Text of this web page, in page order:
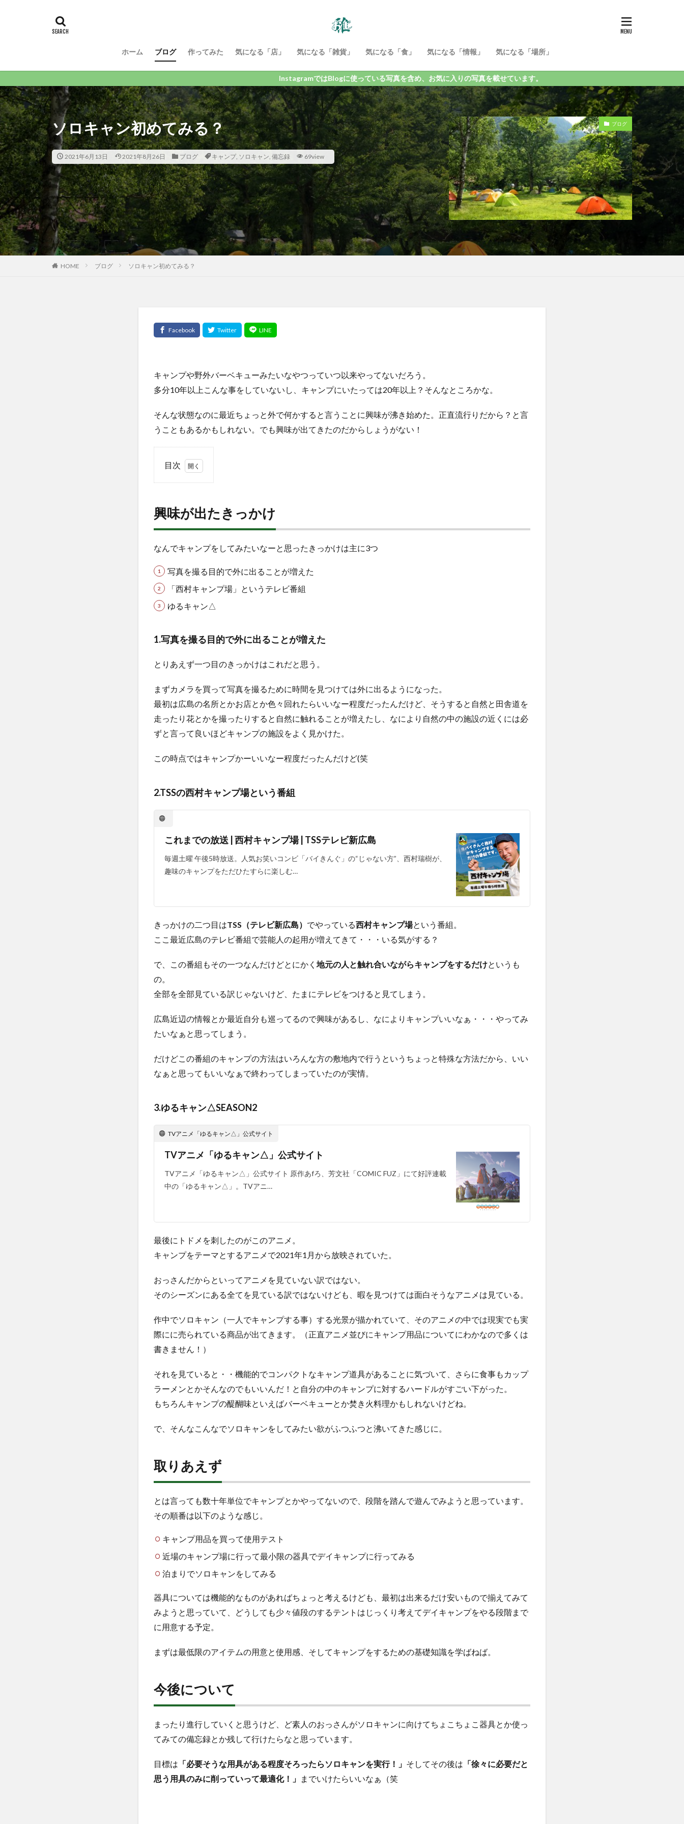
ホーム ブログ 作ってみた 気になる「店」 気になる「雑貨」 気になる「食」 気になる「情報」 気になる「場所」
InstagramではBlogに使っている写真を含め、お気に入りの写真を載せています。
ソロキャン初めてみる？
2021年6月13日 2021年8月26日 ブログ キャンプ, ソロキャン, 備忘録 69view
ブログ
HOME ブログ ソロキャン初めてみる？
キャンプや野外バーベキューみたいなやつっていつ以来やってないだろう。
多分10年以上こんな事をしていないし、キャンプにいたっては20年以上？そんなところかな。
そんな状態なのに最近ちょっと外で何かすると言うことに興味が沸き始めた。正直流行りだから？と言
うこともあるかもしれない。でも興味が出てきたのだからしょうがない！
目次
が
き
か
け
1.0.1
1.写真
外に出
が増え
た
1.0.2
2.TSS
の西村
キャン
プ場と
組
△SEASON2
2
取
あ
え
ず
後
つ
い
興味が出たきっかけ
なんでキャンプをしてみたいなーと思ったきっかけは主に3つ
写真を撮る目的で外に出ることが増えた
「西村キャンプ場」というテレビ番組
ゆるキャン△
1.写真を撮る目的で外に出ることが増えた
とりあえず一つ目のきっかけはこれだと思う。
まずカメラを買って写真を撮るために時間を見つけては外に出るようになった。
最初は広島の名所とかお店とか色々回れたらいいなー程度だったんだけど、そうすると自然と田舎道を
走ったり花とかを撮ったりすると自然に触れることが増えたし、なにより自然の中の施設の近くには必
ずと言って良いほどキャンプの施設をよく見かけた。
この時点ではキャンプかーいいなー程度だったんだけど(笑
2.TSSの西村キャンプ場という番組
これまでの放送 | 西村キャンプ場 | TSSテレビ新広島
毎週土曜 午後5時放送。人気お笑いコンビ「バイきんぐ」の“じゃない方”、西村瑞樹が、
趣味のキャンプをただひたすらに楽しむ…
きっかけの二つ目はTSS（テレビ新広島） でやっている西村キャンプ場という番組。
ここ最近広島のテレビ番組で芸能人の起用が増えてきて・・・いる気がする？
で、この番組もその一つなんだけどとにかく 地元の人と触れ合いながらキャンプをするだけというも
の。
全部を全部見ている訳じゃないけど、たまにテレビをつけると見てしまう。
広島近辺の情報とか最近自分も巡ってるので興味があるし、なによりキャンプいいなぁ・・・やってみ
たいなぁと思ってしまう。
だけどこの番組のキャンプの方法はいろんな方の敷地内で行うというちょっと特殊な方法だから、いい
なぁと思ってもいいなぁで終わってしまっていたのが実情。
3.ゆるキャン△SEASON2
TVアニメ「ゆるキャン△」公式サイト
TVアニメ「ゆるキャン△」公式サイト
TVアニメ「ゆるキャン△」公式サイト 原作あfろ、芳文社「COMIC FUZ」にて好評連載
中の「ゆるキャン△」。TVアニ…
最後にトドメを刺したのがこのアニメ。
キャンプをテーマとするアニメで2021年1月から放映されていた。
おっさんだからといってアニメを見ていない訳ではない。
そのシーズンにある全てを見ている訳ではないけども、暇を見つけては面白そうなアニメは見ている。
作中でソロキャン（一人でキャンプする事）する光景が描かれていて、そのアニメの中では現実でも実
際にに売られている商品が出てきます。（正直アニメ並びにキャンプ用品についてにわかなので多くは
書きません！）
それを見ていると・・機能的でコンパクトなキャンプ道具があることに気づいて、さらに食事もカップ
ラーメンとかそんなのでもいいんだ！と自分の中のキャンプに対するハードルがすごい下がった。
もちろんキャンプの醍醐味といえばバーベキューとか焚き火料理かもしれないけどね。
で、そんなこんなでソロキャンをしてみたい欲がふつふつと沸いてきた感じに。
取りあえず
とは言っても数十年単位でキャンプとかやってないので、段階を踏んで遊んでみようと思っています。
その順番は以下のような感じ。
キャンプ用品を買って使用テスト
近場のキャンプ場に行って最小限の器具でデイキャンプに行ってみる
泊まりでソロキャンをしてみる
器具については機能的なものがあればちょっと考えるけども、最初は出来るだけ安いもので揃えてみて
みようと思っていて、どうしても少々値段のするテントはじっくり考えてデイキャンプをやる段階まで
に用意する予定。
まずは最低限のアイテムの用意と使用感、そしてキャンプをするための基礎知識を学ばねば。
今後について
まったり進行していくと思うけど、ど素人のおっさんがソロキャンに向けてちょこちょこ器具とか使っ
てみての備忘録とか残して行けたらなと思っています。
目標は 「必要そうな用具がある程度そろったらソロキャンを実行！」 そしてその後は 「徐々に必要だと
思う用具のみに削っていって最適化！」 までいけたらいいなぁ（笑